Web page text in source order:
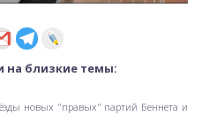
на близкие темы:
новых "правых" партий Беннета и